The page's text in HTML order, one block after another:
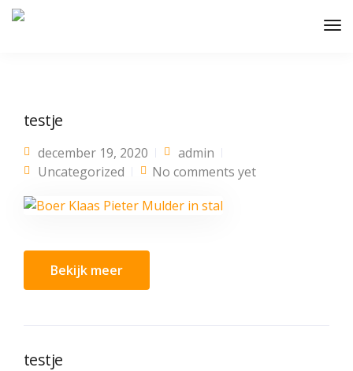
testje
december 19, 2020
admin
Uncategorized
No comments yet
Bekijk meer
testje